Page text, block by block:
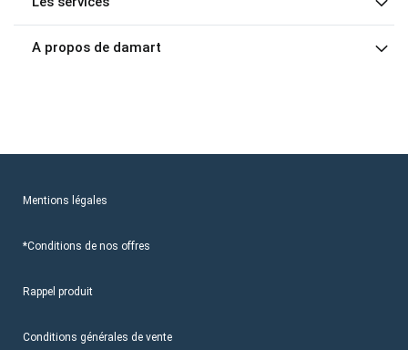
A propos de damart
Mentions légales
*Conditions de nos offres
Rappel produit
Conditions générales de vente